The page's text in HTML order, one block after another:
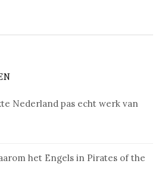
Nederland pas echt werk van
het Engels in Pirates of the